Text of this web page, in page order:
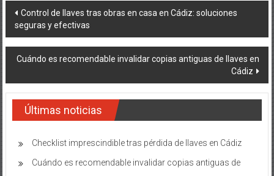
Navegación
de
entradas
Control de llaves tras obras en casa en Cádiz: soluciones
seguras y efectivas
Cuándo es recomendable invalidar copias antiguas de llaves en
Cádiz
Últimas noticias
Checklist imprescindible tras pérdida de llaves en Cádiz
Cuándo es recomendable invalidar copias antiguas de